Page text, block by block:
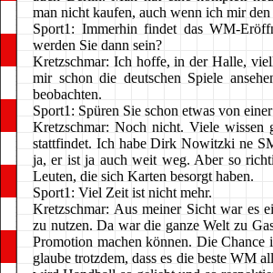
man nicht kaufen, auch wenn ich mir
Sport1: Immerhin findet das WM-
werden Sie dann sein?
Kretzschmar: Ich hoffe, in der Halle,
mir schon die deutschen Spiele
beobachten.
Sport1: Spüren Sie schon etwas von
Kretzschmar: Noch nicht. Viele
stattfindet. Ich habe Dirk Nowitzki ne
ja, er ist ja auch weit weg. Aber so
Leuten, die sich Karten besorgt haben.
Sport1: Viel Zeit ist nicht mehr.
Kretzschmar: Aus meiner Sicht war es
zu nutzen. Da war die ganze Welt zu
Promotion machen können. Die
glaube trotzdem, dass es die beste WM